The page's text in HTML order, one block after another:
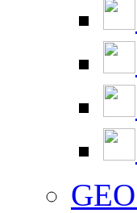
GEO